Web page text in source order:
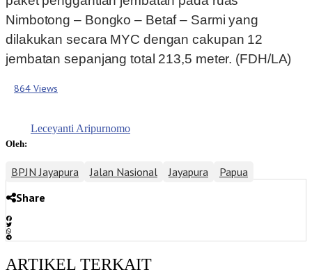
Nimbotong – Bongko – Betaf – Sarmi yang
dilakukan secara MYC dengan cakupan 12
jembatan sepanjang total 213,5 meter. (FDH/LA)
864 Views
Oleh:
Leceyanti Aripurnomo
BPJN Jayapura Jalan Nasional Jayapura
Papua
Share
ARTIKEL TERKAIT